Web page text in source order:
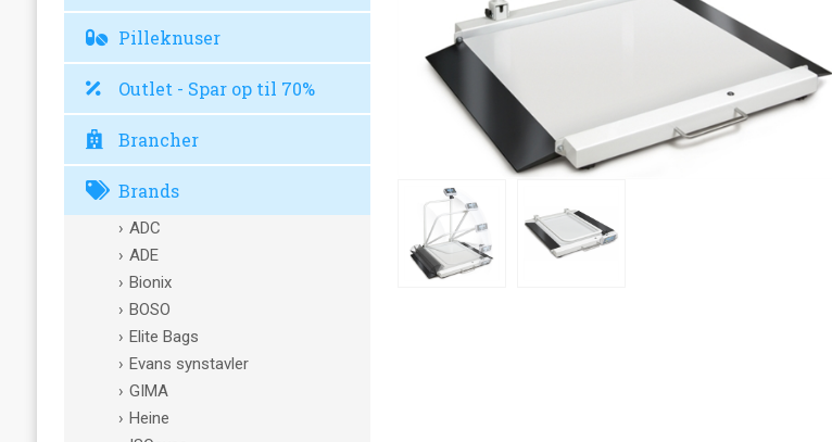
Pilleknuser
Outlet - Spar op til 70%
Brancher
Brands
ADC
ADE
Bionix
BOSO
Elite Bags
Evans synstavler
GIMA
Heine